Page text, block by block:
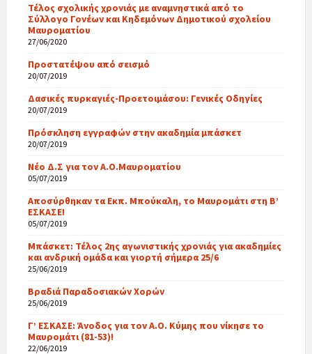
Τέλος σχολικής χρονιάς με αναμνηστικά από το
Σύλλογο Γονέων και Κηδεμόνων Δημοτικού σχολείου
Μαυροματίου
27/06/2020
Προστατέψου από σεισμό
20/07/2019
Δασικές πυρκαγιές-Προετοιμάσου: Γενικές Οδηγίες
20/07/2019
Πρόσκληση εγγραφών στην ακαδημία μπάσκετ
20/07/2019
Νέο Δ.Σ για τον Α.Ο.Μαυροματίου
05/07/2019
Αποσύρθηκαν τα Εκπ. Μπούκαλη, το Μαυρομάτι στη Β’
ΕΣΚΑΣΕ!
05/07/2019
Μπάσκετ: Τέλος 2ης αγωνιστικής χρονιάς για ακαδημίες
και ανδρική ομάδα και γιορτή σήμερα 25/6
25/06/2019
Βραδιά Παραδοσιακών Χορών
25/06/2019
Γ’ ΕΣΚΑΣΕ: Άνοδος για τον Α.Ο. Κύμης που νίκησε το
Μαυρομάτι (81-53)!
22/06/2019